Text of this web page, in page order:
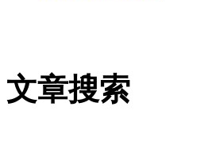
文章搜索